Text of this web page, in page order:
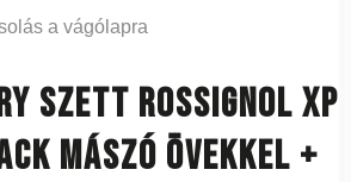
a vágólapra
szett ROSSIGNOL XP
mászó övekkel +